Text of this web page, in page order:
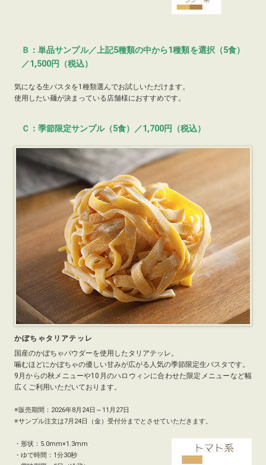
Ｂ：単品サンプル／上記5種類の中から1種類を選択（5食）
／1,500円（税込）
気になる生パスタを1種類選んでお試しいただけます。
使用したい麺が決まっている店舗様におすすめです。
Ｃ：季節限定サンプル（5食）／1,700円（税込）
かぼちゃタリアテッレ
国産のかぼちゃパウダーを使用したタリアテッレ。
噛むほどにかぼちゃの優しい甘みが広がる人気の季節限定生パスタです。
9月からの秋メニューや10月のハロウィンに合わせた限定メニューなど幅
広くご利用いただいております。
※販売期間：2026年8月24日～11月27日
※サンプル注文は7月24日（金）受付分までとさせていただきます。
・形状：5.0mm×1.3mm
・ゆで時間：1分30秒